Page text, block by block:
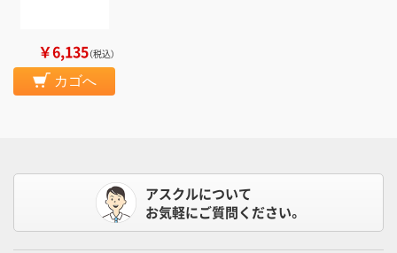
￥6,135（税込）
カゴへ
アスクルについて
お気軽にご質問ください。